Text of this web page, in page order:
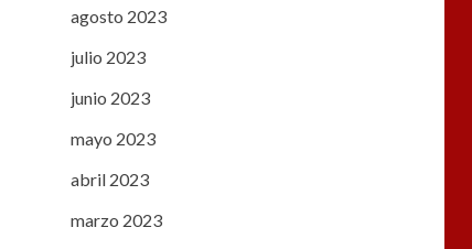
agosto 2023
julio 2023
junio 2023
mayo 2023
abril 2023
marzo 2023